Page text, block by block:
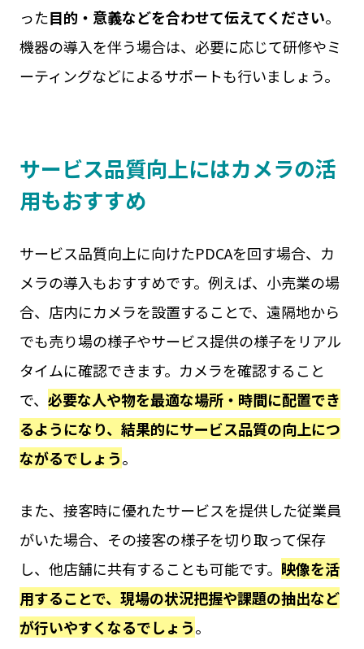
った目的・意義などを合わせて伝えてください。
機器の導入を伴う場合は、必要に応じて研修やミ
ーティングなどによるサポートも行いましょう。
サービス品質向上にはカメラの活
用もおすすめ
サービス品質向上に向けたPDCAを回す場合、カ
メラの導入もおすすめです。例えば、小売業の場
合、店内にカメラを設置することで、遠隔地から
でも売り場の様子やサービス提供の様子をリアル
タイムに確認できます。カメラを確認すること
で、 必要な人や物を最適な場所・時間に配置でき
るようになり、結果的にサービス品質の向上につ
ながるでしょう。
また、接客時に優れたサービスを提供した従業員
がいた場合、その接客の様子を切り取って保存
し、他店舗に共有することも可能です。 映像を活
用することで、現場の状況把握や課題の抽出など
が行いやすくなるでしょう。